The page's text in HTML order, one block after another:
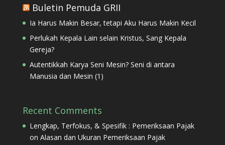
Buletin Pemuda GRII
Ia Harus Makin Besar, tetapi Aku Harus Makin Kecil
Perlukah Kepala Lain selain Kristus, Sang Kepala
Gereja?
Autentikkah Karya Seni Mesin? Seni di antara
Manusia dan Mesin (1)
Recent Comments
Lengkap, Terfokus, & Spesifik : Pemeriksaan Pajak
on Alasan dan Ukuran Pemeriksaan Pajak